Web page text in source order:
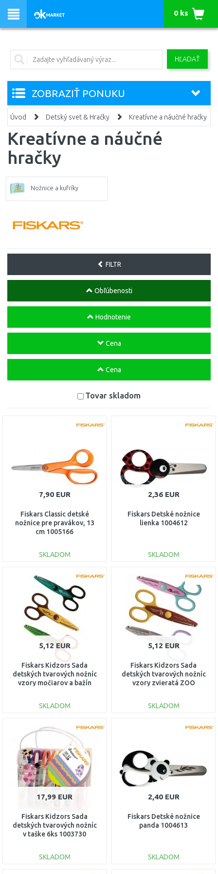
HĽADAŤ
0 ks
ZOBRAZIŤ PONUKU
Úvod Detský svet & Hračky Kreatívne a náučné hračky
Kreatívne a náučné
hračky
Nožnice a kufríky
FILTR
Obľúbenosti
Hodnotenie
Cena
Cena
Tovar skladom
7,90 EUR
Fiskars Classic detské
nožnice pre pravákov, 13
cm 1005166
SKLADOM
DO KOŠÍKA
Porovnať
2,36 EUR
Fiskars Detské nožnice
lienka 1004612
SKLADOM
DO KOŠÍKA
Porovnať
5,12 EUR
Fiskars Kidzors Sada
detských tvarových nožníc
vzory močiarov a bažín
SKLADOM
DO KOŠÍKA
Porovnať
5,12 EUR
Fiskars Kidzors Sada
detských tvarových nožníc
vzory zvieratá ZOO
SKLADOM
DO KOŠÍKA
17,99 EUR
Fiskars Kidzors Sada
detských tvarových nožníc
v taške 6ks 1003730
SKLADOM
2,40 EUR
Fiskars Detské nožnice
panda 1004613
SKLADOM